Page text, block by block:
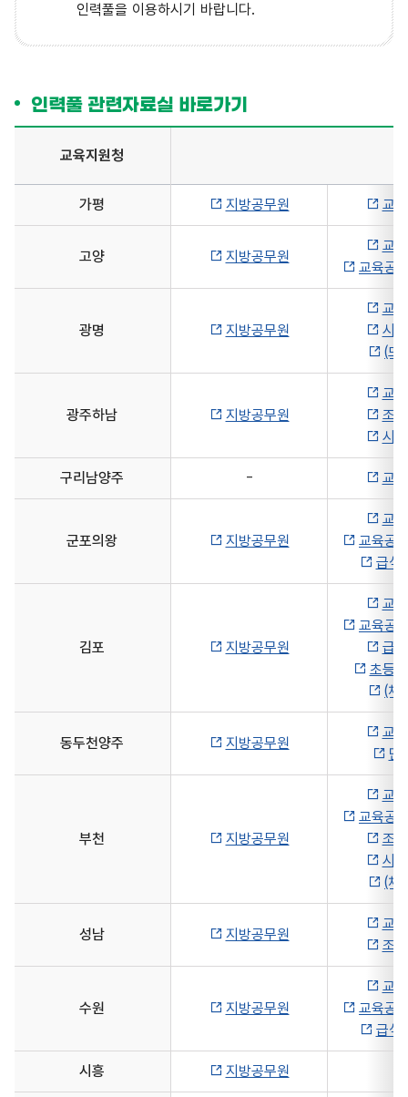
인력풀을 이용하시기 바랍니다.
인력풀 관련자료실 바로가기
인력풀 관련자료실 바로가기표 - 교육지원청, 바로가기 순으로
교육지원청
가평 지방공무원 교
고양 지방공무원
교
교육공
광명 지방공무원
교
시
(모
광주하남 지방공무원
교
조
시
구리남양주 - 교
군포의왕 지방공무원
교
교육공
급식
김포 지방공무원
교
교육공
급
초등
(채
동두천양주 지방공무원
교
단
부천 지방공무원
교
교육공
조
시
(채
성남 지방공무원
교
조
수원 지방공무원
교
교육공
급식
시흥 지방공무원